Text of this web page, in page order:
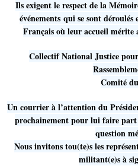
Ils exigent le respect de la
événements qui se sont
Français où leur accueil mérite
Collectif National Justice
Comité
Un courrier à l’attention du
prochainement pour lui faire part
question
Nous invitons tou(te)s les
militant(e)s à